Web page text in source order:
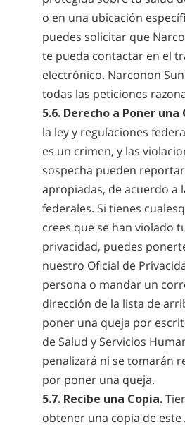
o en una ubicación
puedes solicitar que
te pueda contactar en el
electrónico. Narconon
todas las peticiones
5.6. Derecho a Poner una
la ley y regulaciones
es un crimen, y las
sospecha pueden
apropiadas, de acuerdo a
federales. Si tienes
crees que se han violado
privacidad, puedes
nuestro Oficial de
persona o mandar un
dirección de la lista de
poner una queja por
de Salud y Servicios
penalizará ni se tomarán
por poner una queja.
5.7. Recibe una Copia.
obtener una copia de este